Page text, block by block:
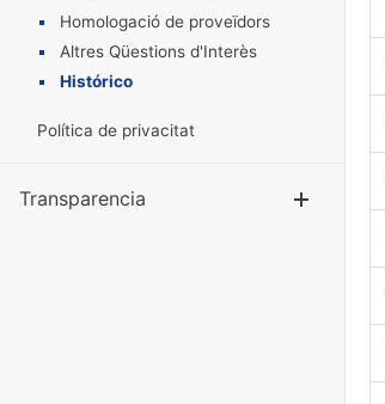
Homologació de proveïdors
Altres Qüestions d'Interès
Histórico
Política de privacitat
Transparencia